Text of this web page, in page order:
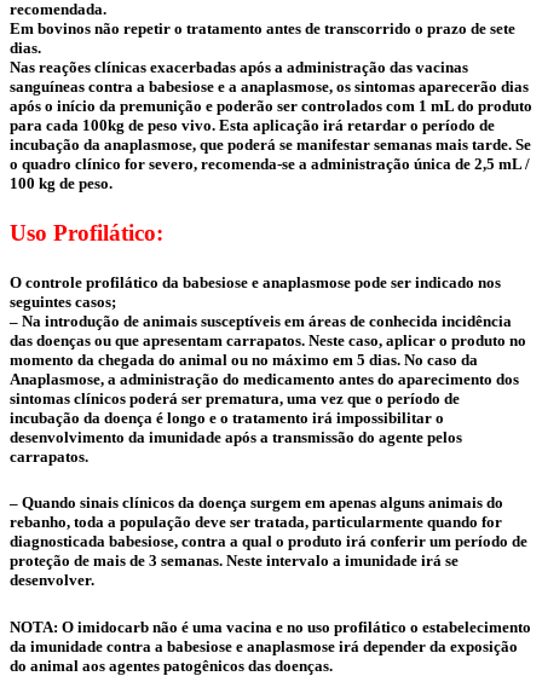
recomendada.
Em bovinos não repetir o tratamento antes de transcorrido o prazo de sete
dias.
Nas reações clínicas exacerbadas após a administração das vacinas
sanguíneas contra a babesiose e a anaplasmose, os sintomas aparecerão dias
após o início da premunição e poderão ser controlados com 1 mL do produto
para cada 100kg de peso vivo. Esta aplicação irá retardar o período de
incubação da anaplasmose, que poderá se manifestar semanas mais tarde. Se
o quadro clínico for severo, recomenda-se a administração única de 2,5 mL /
100 kg de peso.
Uso Profilático:
O controle profilático da babesiose e anaplasmose pode ser indicado nos
seguintes casos;
– Na introdução de animais susceptíveis em áreas de conhecida incidência
das doenças ou que apresentam carrapatos. Neste caso, aplicar o produto no
momento da chegada do animal ou no máximo em 5 dias. No caso da
Anaplasmose, a administração do medicamento antes do aparecimento dos
sintomas clínicos poderá ser prematura, uma vez que o período de
incubação da doença é longo e o tratamento irá impossibilitar o
desenvolvimento da imunidade após a transmissão do agente pelos
carrapatos.
– Quando sinais clínicos da doença surgem em apenas alguns animais do
rebanho, toda a população deve ser tratada, particularmente quando for
diagnosticada babesiose, contra a qual o produto irá conferir um período de
proteção de mais de 3 semanas. Neste intervalo a imunidade irá se
desenvolver.
NOTA: O imidocarb não é uma vacina e no uso profilático o estabelecimento
da imunidade contra a babesiose e anaplasmose irá depender da exposição
do animal aos agentes patogênicos das doenças.